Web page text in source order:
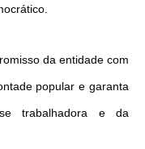
da entidade com
popular e garanta
trabalhadora e da